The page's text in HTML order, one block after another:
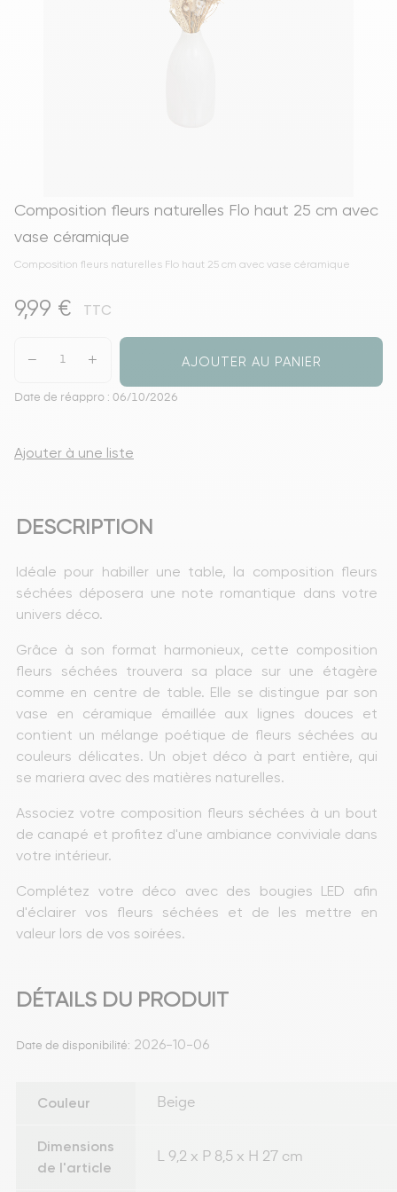
Composition fleurs naturelles Flo haut 25 cm avec
vase céramique
Composition fleurs naturelles Flo haut 25 cm avec vase céramique
9,99 € TTC
AJOUTER AU PANIER
Date de réappro : 06/10/2026
Ajouter à une liste
DESCRIPTION
Idéale pour habiller une table, la composition fleurs
séchées déposera une note romantique dans votre
univers déco.
Grâce à son format harmonieux, cette composition
fleurs séchées trouvera sa place sur une étagère
comme en centre de table. Elle se distingue par son
vase en céramique émaillée aux lignes douces et
contient un mélange poétique de fleurs séchées au
couleurs délicates. Un objet déco à part entière, qui
se mariera avec des matières naturelles.
Associez votre composition fleurs séchées à un bout
de canapé et profitez d'une ambiance conviviale dans
votre intérieur.
Complétez votre déco avec des bougies LED afin
d'éclairer vos fleurs séchées et de les mettre en
valeur lors de vos soirées.
DÉTAILS DU PRODUIT
Date de disponibilité: 2026-10-06
Couleur Beige
Dimensions
de l'article
L 9,2 x P 8,5 x H 27 cm